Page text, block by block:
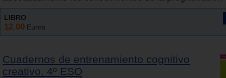
LIBRO
12.00 Euros
Cuadernos de entrenamiento cognitivo
creativo. 4º ESO